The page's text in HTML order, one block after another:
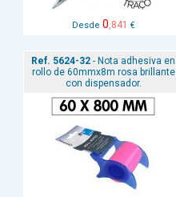
Desde 0,841 €
Ref. 5624-32 - Nota adhesiva en
rollo de 60mmx8m rosa brillante
con dispensador.